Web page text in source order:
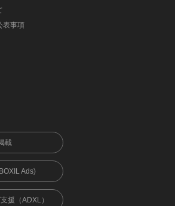
表事項
載
Ads)
援（ADXL）